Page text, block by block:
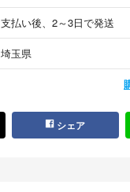
支払い後、2～3日で発送
埼玉県
シェア